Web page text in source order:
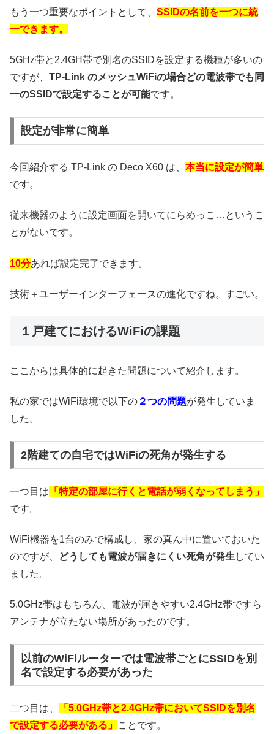
もう一つ重要なポイントとして、 SSIDの名前を一つに統
一できます。
5GHz帯と2.4GH帯で別名のSSIDを設定する機種が多いの
ですが、 TP-Link のメッシュWiFiの場合どの電波帯でも同
一のSSIDで設定することが可能です。
設定が非常に簡単
今回紹介する TP-Link の Deco X60 は、 本当に設定が簡単
です。
従来機器のように設定画面を開いてにらめっこ…というこ
とがないです。
10分あれば設定完了できます。
技術＋ユーザーインターフェースの進化ですね。すごい。
１戸建てにおけるWiFiの課題
ここからは具体的に起きた問題について紹介します。
私の家ではWiFi環境で以下の ２つの問題が発生していま
した。
2階建ての自宅ではWiFiの死角が発生する
一つ目は 「特定の部屋に行くと電話が弱くなってしまう」
です。
WiFi機器を1台のみで構成し、家の真ん中に置いておいた
のですが、
どうしても電波が届きにくい死角が発生 してい
ました。
5.0GHz帯はもちろん、電波が届きやすい2.4GHz帯ですら
アンテナが立たない場所があったのです。
以前のWiFiルーターでは電波帯ごとにSSIDを別
名で設定する必要があった
二つ目は、
「5.0GHz帯と2.4GHz帯においてSSIDを別名
で設定する必要がある」 ことです。